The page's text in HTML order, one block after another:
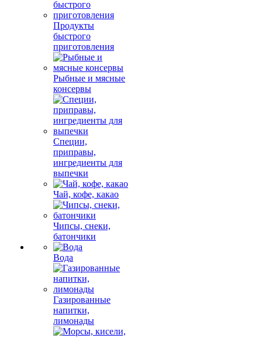
Продукты
быстрого
приготовления
Рыбные и мясные
консервы
Специи,
приправы,
ингредиенты для
выпечки
Чай, кофе, какао
Чипсы, снеки,
батончики
Вода
Газированные
напитки,
лимонады